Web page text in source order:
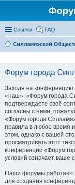
Ссылки FAQ
Силламяэский
Форум города
Заходя на
«наш», «Форум города
подтверждаете своё
согласны с ними,
«Форум города
правила в любое время
этом, однако с вашей
просматривать этот
конференции «Форум
условий означает ваше
Наши форумы работают
для создания